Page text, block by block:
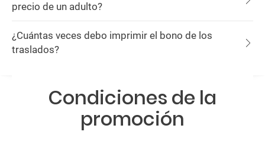
precio de un adulto?
¿Cuántas veces debo imprimir el bono de los
traslados?
Condiciones de la
promoción